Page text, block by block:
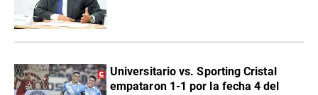
Universitario vs. Sporting Cristal
empataron 1-1 por la fecha 4 del